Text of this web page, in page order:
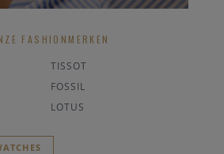
FASHIONMERKEN
TISSOT
FOSSIL
LOTUS